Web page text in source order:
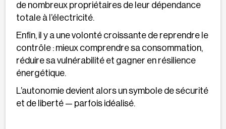
de nombreux propriétaires de leur dépendance
totale à l’électricité.
Enfin, il y a une volonté croissante de reprendre le
contrôle : mieux comprendre sa consommation,
réduire sa vulnérabilité et gagner en résilience
énergétique.
L’autonomie devient alors un symbole de sécurité
et de liberté — parfois idéalisé.